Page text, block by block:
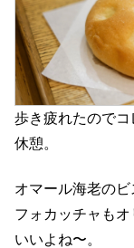
歩き疲れたので
休憩。
オマール海老のビ
フォカッチャも
いいよね〜。